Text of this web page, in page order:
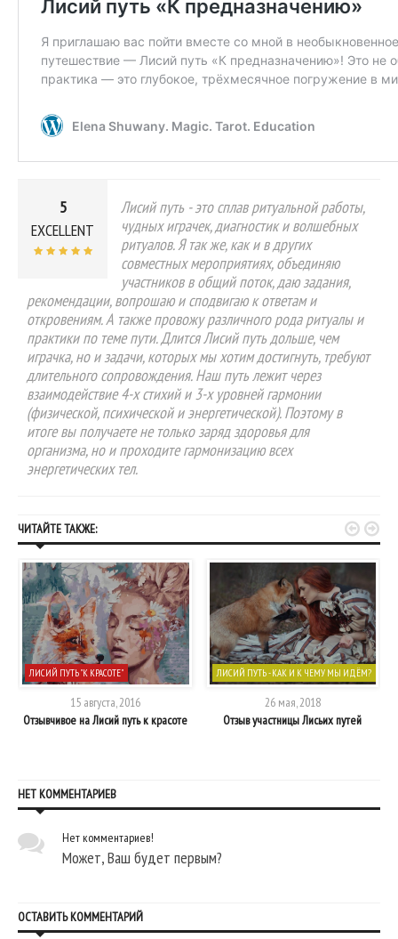
5
EXCELLENT
Лисий путь - это сплав ритуальной работы,
чудных играчек, диагностик и волшебных
ритуалов. Я так же, как и в других
совместных мероприятиях, объединяю
участников в общий поток, даю задания,
рекомендации, вопрошаю и сподвигаю к ответам и
откровениям. А также провожу различного рода ритуалы и
практики по теме пути. Длится Лисий путь дольше, чем
играчка, но и задачи, которых мы хотим достигнуть, требуют
длительного сопровождения. Наш путь лежит через
взаимодействие 4-х стихий и 3-х уровней гармонии
(физической, психической и энергетической). Поэтому в
итоге вы получаете не только заряд здоровья для
организма, но и проходите гармонизацию всех
энергетических тел.
ЧИТАЙТЕ ТАКЖЕ:
ЛИСИЙ ПУТЬ "К КРАСОТЕ"
15 августа, 2016
Отзывчивое на Лисий путь к красоте
ЛИСИЙ ПУТЬ - КАК И К ЧЕМУ МЫ ИДЁМ?
26 мая, 2018
Отзыв участницы Лисьих путей
 
НЕТ КОММЕНТАРИЕВ
Нет комментариев!
Может, Ваш будет первым?
ОСТАВИТЬ КОММЕНТАРИЙ